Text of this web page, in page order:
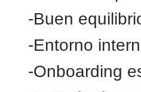
-Buen
-Entorno
-Onboarding